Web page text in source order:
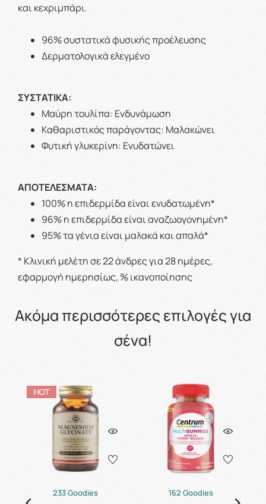
και κεχριμπάρι.
96% συστατικά φυσικής προέλευσης
Δερματολογικά ελεγμένο
ΣΥΣΤΑΤΙΚΑ:
Μαύρη τουλίπα: Ενδυνάμωση
Καθαριστικός παράγοντας: Μαλακώνει
Φυτική γλυκερίνη: Ενυδατώνει
ΑΠΟΤΕΛΕΣΜΑΤΑ:
100% η επιδερμίδα είναι ενυδατωμένη*
96% η επιδερμίδα είναι αναζωογονημένη*
95% τα γένια είναι μαλακά και απαλά*
* Κλινική μελέτη σε 22 άνδρες για 28 ημέρες,
εφαρμογή ημερησίως, % ικανοποίησης
Ακόμα περισσότερες επιλογές για
σένα!
233 Goodies 162 Goodies